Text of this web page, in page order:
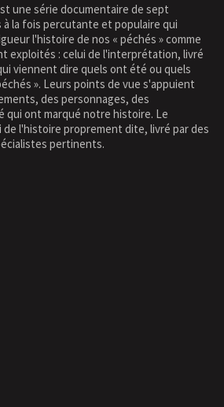
une série documentaire de sept
à la fois percutante et populaire qui
l'histoire de nos « péchés » comme
exploités : celui de l'interprétation, livré
viennent dire quels ont été ou quels
». Leurs points de vue s'appuient
des personnages, des
qui ont marqué notre histoire. Le
l'histoire proprement dite, livré par des
pertinents.